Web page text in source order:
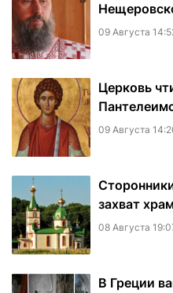
09 Августа
Церковь
09 Августа
захват
08 Августа
В Греции